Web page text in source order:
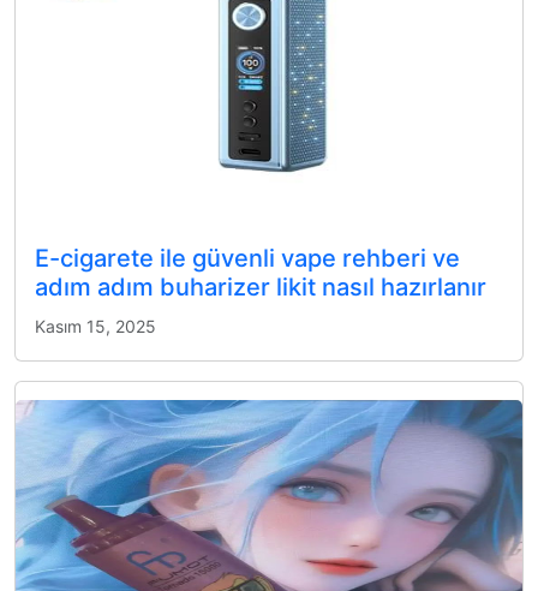
E-cigarete ile güvenli vape rehberi ve
adım adım buharizer likit nasıl hazırlanır
Kasım 15, 2025